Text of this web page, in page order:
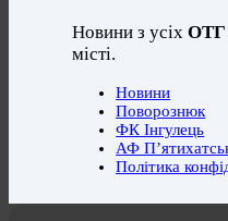
Новини з усіхОТГ
місті.
Новини
Поворознюк
ФК Інгулець
АФ
Політика